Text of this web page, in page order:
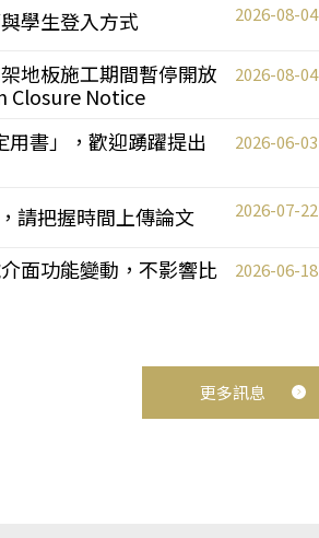
學生登入方式 2026-08-04
地板施工期間暫停開放
Closure Notice
2026-08-04
用書」，歡迎踴躍提出
2026-06-03
請把握時間上傳論文 2026-07-22
面功能變動，不影響比
2026-06-18
更多訊息